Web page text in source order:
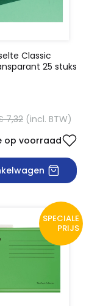
Classic
25 stuks
7,32 (incl. BTW)
op voorraad
SPECIALE
PRIJS